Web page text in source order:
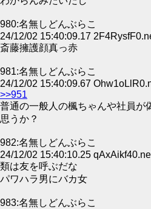
980:名無しどんぶらこ
24/12/02 15:40:09.17
斎藤擁護顔真っ赤
981:名無しどんぶらこ
24/12/02 15:40:09.67
>>951
普通の一般人の楓ちゃんや社員が
思うか？
982:名無しどんぶらこ
24/12/02 15:40:10.25
類は友を呼ぶだな
パワハラ男にバカ女
983:名無しどんぶらこ